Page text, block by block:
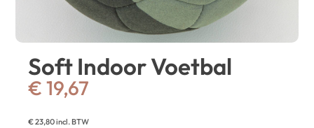
Soft Indoor Voetbal
€ 19,67
€23,80incl. BTW